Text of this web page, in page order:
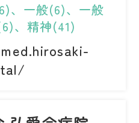
、一般(6)、一般
、精神(41)